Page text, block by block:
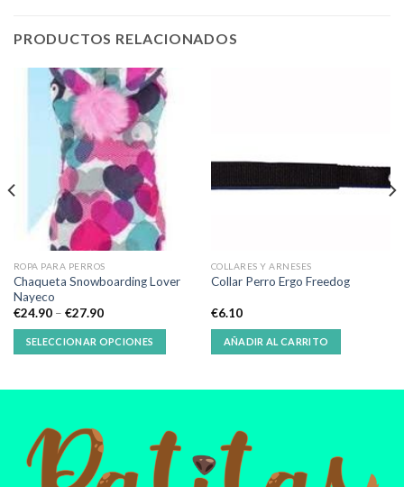
PRODUCTOS RELACIONADOS
ROPA PARA PERROS
Chaqueta Snowboarding Lover
Nayeco
€24.90– €27.90
SELECCIONAR OPCIONES
COLLARES Y ARNESES
Collar Perro Ergo Freedog
€6.10
AÑADIR AL CARRITO